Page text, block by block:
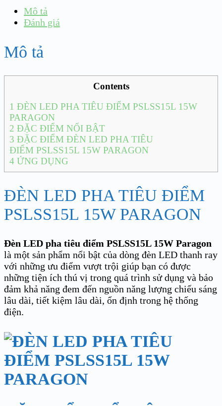
Mô tả
Đánh giá
Mô tả
Contents
1 ĐÈN LED PHA TIÊU ĐIỂM PSLSS15L 15W
PARAGON
2 ĐẶC ĐIỂM NỔI BẬT
3 ĐẶC ĐIỂM ĐÈN LED PHA TIÊU
ĐIỂM PSLSS15L 15W PARAGON
4 ỨNG DỤNG
ĐÈN LED PHA TIÊU ĐIỂM
PSLSS15L 15W PARAGON
Đèn LED pha tiêu điểm PSLSS15L 15W Paragon
là một sản phẩm nổi bật của dòng đèn LED thanh ray
với những ưu điểm vượt trội giúp bạn có được
những tiện ích thú vị trong quá trình sử dụng và bảo
đảm khả năng đem đến nguồn năng lượng chiếu sáng
lâu dài, tiết kiệm lâu dài, ổn định trong hệ thống
điện.